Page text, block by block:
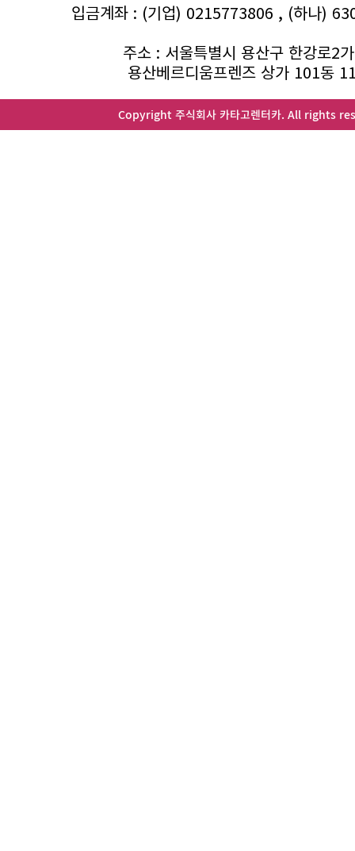
입금계좌 : (기업) 0215773806 , (하나)
주소 : 서울특별시 용산구 한강로2
용산베르디움프렌즈 상가 101동
Copyright 주식회사 카타고렌터카. All rights